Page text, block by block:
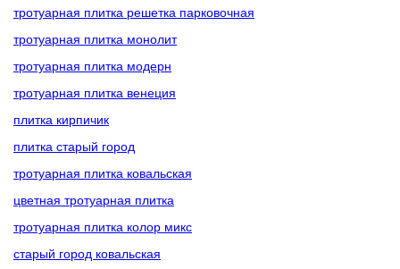
тротуарная плитка решетка парковочная
тротуарная плитка монолит
тротуарная плитка модерн
тротуарная плитка венеция
плитка кирпичик
плитка старый город
тротуарная плитка ковальская
цветная тротуарная плитка
тротуарная плитка колор микс
старый город ковальская